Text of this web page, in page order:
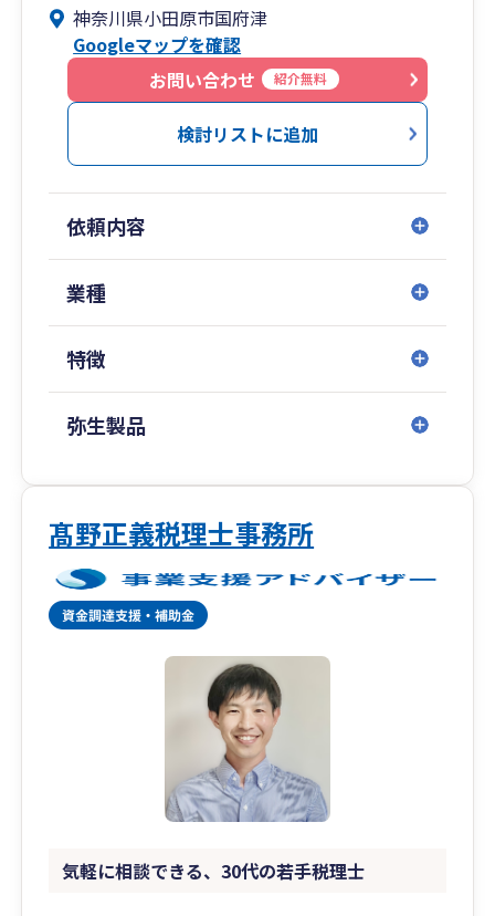
小田原市で活動している小さな会社とフリーラン
ス専門の税理士です。
税務相談や申告書の作成はもちろんのこと、ITを
活用した経理効率化にも力を入れており、顧問先
のお客様と一緒にペーパーレスで快適な経理を実
践しております。
とを避ける為、全てのお客様を実務経験10年超の
代表税理士が直接担当いたします。
ノーライセンスのスタッフや経験の浅いスタッフ
私のホームページに事務所の特徴や料金表等を詳
しく記載しておりますので、是非ご覧ください。
神奈川県小田原市国府津
Googleマップを確認
お問い合わせ
紹介無料
検討リストに追加
依頼内容
業種
特徴
弥生製品
髙野正義税理士事務所
気軽に相談できる、30代の若手税理士